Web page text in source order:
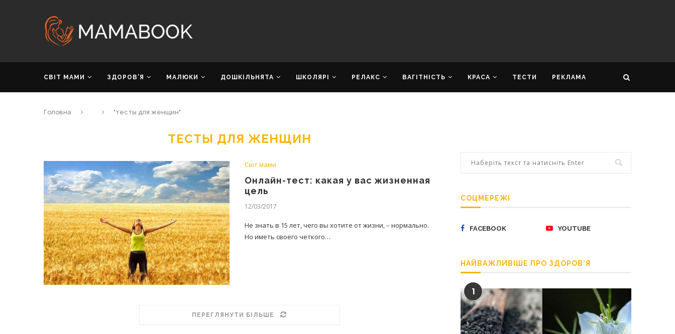
СВІТ МАМИ ЗДОРОВ’Я МАЛЮКИ ДОШКІЛЬНЯТА ШКОЛЯРІ РЕЛАКС ВАГІТНІСТЬ КРАСА ТЕСТИ РЕКЛАМА
Головна "тесты для женщин"
ТЕСТЫ ДЛЯ ЖЕНЩИН
Світ мами
Онлайн-тест: какая у вас жизненная
цель
12/03/2017
Не знать в 15 лет, чего вы хотите от жизни, – нормально.
Но иметь своего четкого…
ПЕРЕГЛЯНУТИ БІЛЬШЕ
СОЦМЕРЕЖІ
FACEBOOK YOUTUBE
НАЙВАЖЛИВІШЕ ПРО ЗДОРОВ’Я
1